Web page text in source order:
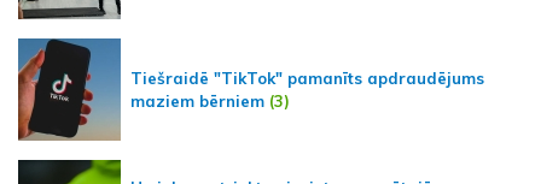
Tiešraidē "TikTok" pamanīts apdraudējums
maziem bērniem (3)